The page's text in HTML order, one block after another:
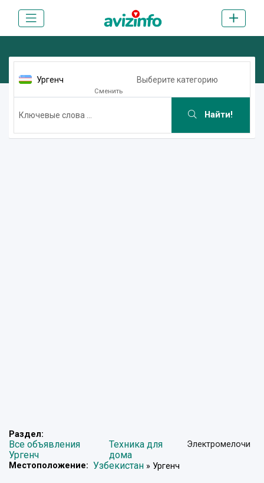
Ургенч
Сменить
Выберите категорию
Найти!
Раздел:
Все объявления
Ургенч
Техника для
дома
Электромелочи
Местоположение: Узбекистан » Ургенч